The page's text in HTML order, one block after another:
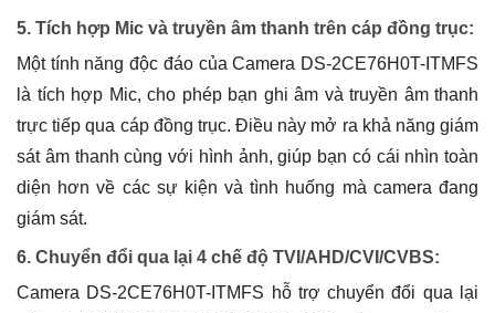
5. Tích hợp Mic và truyền âm thanh trên cáp đồng trục:
Một tính năng độc đáo của Camera DS-2CE76H0T-ITMFS
là tích hợp Mic, cho phép bạn ghi âm và truyền âm thanh
trực tiếp qua cáp đồng trục. Điều này mở ra khả năng giám
sát âm thanh cùng với hình ảnh, giúp bạn có cái nhìn toàn
diện hơn về các sự kiện và tình huống mà camera đang
giám sát.
6. Chuyển đổi qua lại 4 chế độ TVI/AHD/CVI/CVBS:
Camera DS-2CE76H0T-ITMFS hỗ trợ chuyển đổi qua lại